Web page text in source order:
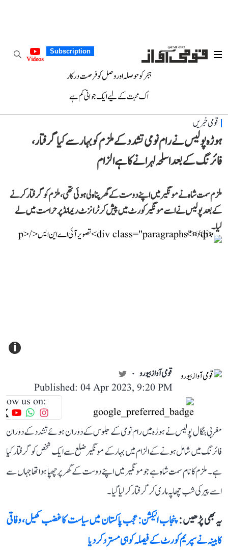
Subscription
Videos
ہجر کو حوصلہ اور وصل کو فرصت درکار
اک محبت کے لیے ایک جوانی کم ہے
قومی خبریں
ہوڑہ پولیس نے رام نومی تشدد کے ملزم کو بہار سے کیا گرفتار،
فائرنگ کے بعد اسلحہ لہرانے کا ہے الزام
ملزم سمت شاہ نے مونگیر میں اپنے دوست کے گھر پناہ لی ہوئی تھی، ملزم کو گرفتار کرنے
کے بعد پولیس نے اسے مونگیر کورٹ میں پیش کر ٹرانزٹ ریمانڈ پر حراست میں لے
لیا۔
i
قومی آواز بیورو
Published: 04 Apr 2023, 9:20 PM
us on:
مغربی بنگال پولیس نے ہوڑہ میں رام نومی کے جلوس کے دوران ہوئے تشدد کے دوران
فائرنگ میں شامل ہونے کے الزام میں بہار کے مونگیر ضلع سے ایک شخص کو گرفتار کیا
ہے۔ ملزم کا نام سمت شاہ ہے جو مونگیر میں اپنے دوست کے گھر پر چھپا ہوا تھا جہاں سے
اسے پیر کی شب چھاپہ ماری کر گرفتار کر لیا گیا۔
یہ بھی پڑھیں :پنجاب الیکشن: عجب پاکستان میں سیاست کا غضب کھیل، وفاقی
کابینہ نے سپریم کورٹ کے فیصلہ کو ہی مسترد کر دیا